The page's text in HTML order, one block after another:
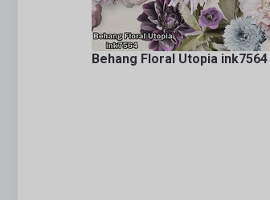
Behang Floral Utopia ink7564